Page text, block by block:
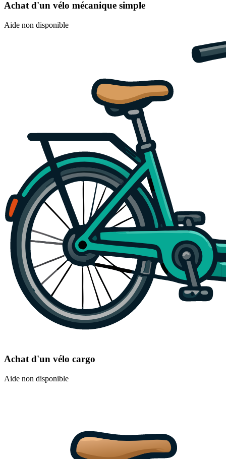
Achat d'un vélo mécanique simple
Aide non disponible
Achat d'un vélo cargo
Aide non disponible